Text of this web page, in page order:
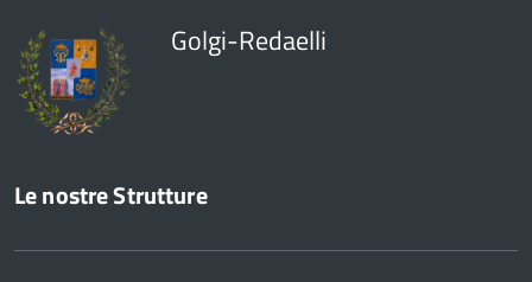
Golgi-Redaelli
Le nostre Strutture